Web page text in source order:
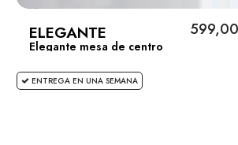
ELEGANTE
Elegante mesa de centro
ENTREGA EN UNA SEMANA